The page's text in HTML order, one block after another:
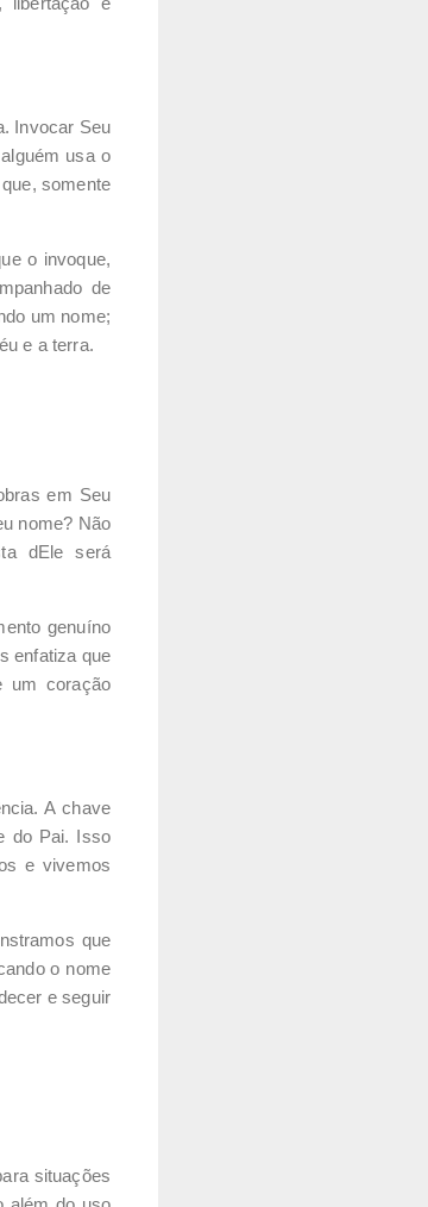
Invocar Seu
usa o
somente
o invoque,
de
um nome;
e a terra.
em Seu
nome? Não
dEle será
genuíno
enfatiza que
um coração
A chave
do Pai. Isso
e vivemos
que
o nome
e seguir
situações